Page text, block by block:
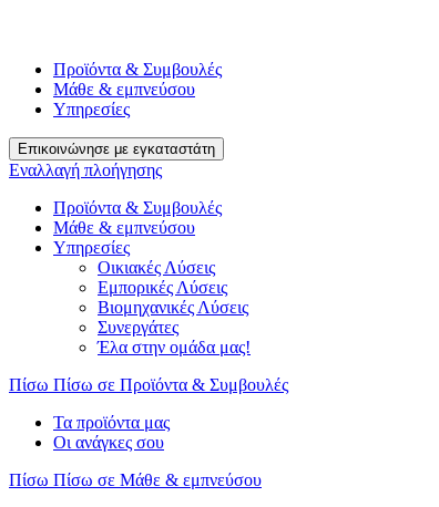
Προϊόντα & Συμβουλές
Μάθε & εμπνεύσου
Υπηρεσίες
Επικοινώνησε με εγκαταστάτη
Εναλλαγή πλοήγησης
Προϊόντα & Συμβουλές
Μάθε & εμπνεύσου
Υπηρεσίες
Οικιακές Λύσεις
Εμπορικές Λύσεις
Βιομηχανικές Λύσεις
Συνεργάτες
Έλα στην ομάδα μας!
Πίσω Πίσω σε Προϊόντα & Συμβουλές
Τα προϊόντα μας
Οι ανάγκες σου
Πίσω Πίσω σε Μάθε & εμπνεύσου